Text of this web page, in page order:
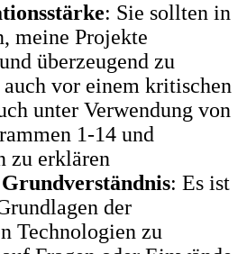
: Sie sollten in
meine Projekte
überzeugend zu
auch vor einem kritischen
unter Verwendung von
1-14 und
zu erklären
Grundverständnis: Es ist
der
Technologien zu